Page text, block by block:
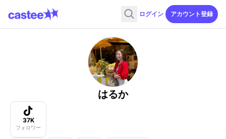
ログイン アカウント登録
はるか
37K
フォロワー